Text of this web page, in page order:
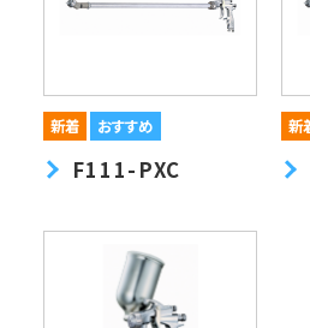
F111-PXC